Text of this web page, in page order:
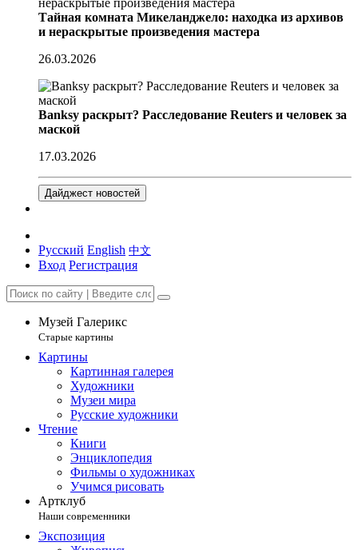
Тайная комната Микеланджело: находка из архивов
и нераскрытые произведения мастера
26.03.2026
Banksy раскрыт? Расследование Reuters и человек за
маской
17.03.2026
Дайджест новостей
Русский English 中文
Вход Регистрация
Музей Галерикс
Старые картины
Картины
Картинная галерея
Художники
Музеи мира
Русские художники
Чтение
Книги
Энциклопедия
Фильмы о художниках
Учимся рисовать
Артклуб
Наши современники
Экспозиция